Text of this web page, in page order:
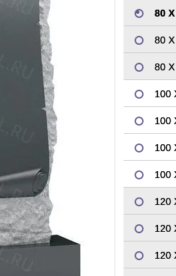
80
80
80
100
100
100
100
120
120
120